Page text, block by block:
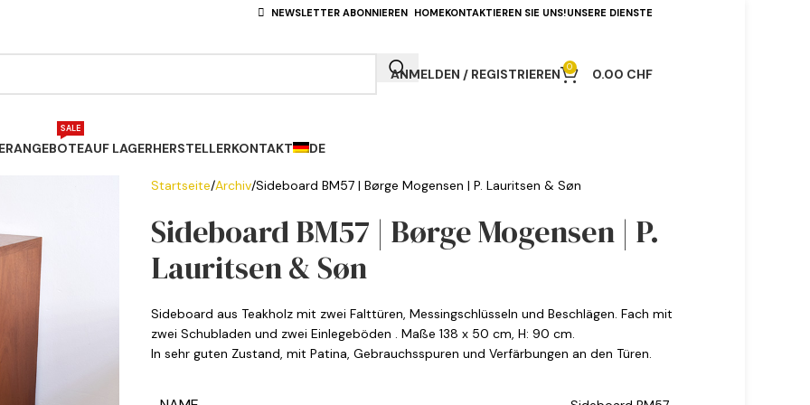
NEWSLETTER ABONNIEREN HOMEKONTAKTIEREN SIE UNS!UNSERE DIENSTE
ANMELDEN / REGISTRIEREN 0 0.00 CHF
SALE
AUF LAGERHERSTELLERKONTAKT DE
Startseite Archiv Sideboard BM57 | Børge Mogensen | P. Lauritsen & Søn
Sideboard BM57 | Børge Mogensen | P.
Lauritsen & Søn
Sideboard aus Teakholz mit zwei Falttüren, Messingschlüsseln und Beschlägen. Fach mit
zwei Schubladen und zwei Einlegeböden . Maße 138 x 50 cm, H: 90 cm.
In sehr guten Zustand, mit Patina, Gebrauchsspuren und Verfärbungen an den Türen.